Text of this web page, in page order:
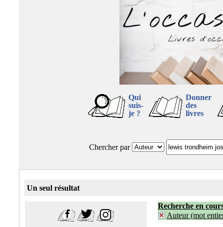
Qui
suis-
je ?
Donner
des
livres
Chercher par
Un seul résultat
Recherche en
Auteur (mot